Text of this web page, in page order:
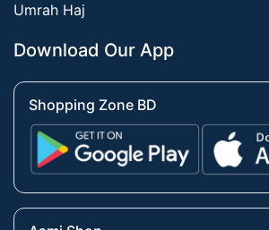
Umrah Haj
Download Our App
Shopping Zone BD